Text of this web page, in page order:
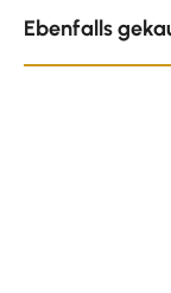
Ebenfalls